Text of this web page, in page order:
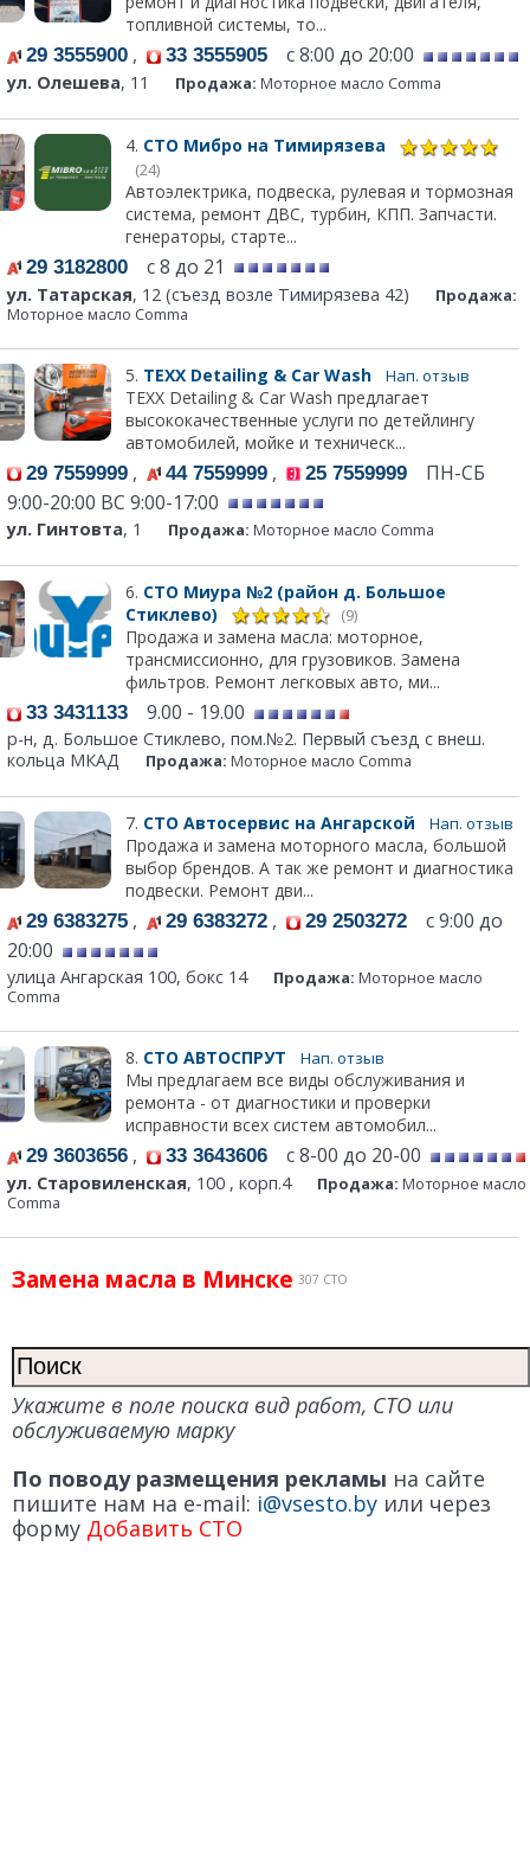
топливной системы, то...
29 3555900 , 33 3555905 с 8:00 до 20:00
ул. Олешева, 11 Продажа: Моторное масло Comma
4. СТО Мибро на Тимирязева
(24)
Автоэлектрика, подвеска, рулевая и тормозная
система, ремонт ДВС, турбин, КПП. Запчасти.
генераторы, старте...
29 3182800 с 8 до 21
ул. Татарская, 12 (съезд возле Тимирязева 42)
Продажа:
Моторное масло Comma
5. TEXX Detailing & Car Wash Нап. отзыв
TEXX Detailing & Car Wash предлагает
высококачественные услуги по детейлингу
автомобилей, мойке и техническ...
29 7559999 , 44 7559999 , 25 7559999 ПН-СБ
9:00-20:00 ВС 9:00-17:00
ул. Гинтовта, 1 Продажа: Моторное масло Comma
6. СТО Миура №2 (район д. Большое
Стиклево)
(9)
Продажа и замена масла: моторное,
трансмиссионно, для грузовиков. Замена
фильтров. Ремонт легковых авто, ми...
33 3431133 9.00 - 19.00
р-н, д. Большое Стиклево, пом.№2. Первый съезд с внеш.
кольца МКАД
Продажа: Моторное масло Comma
7. СТО Автосервис на Ангарской Нап. отзыв
Продажа и замена моторного масла, большой
выбор брендов. А так же ремонт и диагностика
подвески. Ремонт дви...
29 6383275 , 29 6383272 , 29 2503272 с 9:00 до
20:00
улица Ангарская 100, бокс 14 Продажа: Моторное масло
Comma
8. СТО АВТОСПРУТ Нап. отзыв
Мы предлагаем все виды обслуживания и
ремонта - от диагностики и проверки
исправности всех систем автомобил...
29 3603656 , 33 3643606 с 8-00 до 20-00
ул. Старовиленская, 100 , корп.4 Продажа: Моторное масло
Comma
Замена масла в Минске 307 СТО
Укажите в поле поиска вид работ, СТО или
обслуживаемую марку
По поводу размещения рекламы на сайте
пишите нам на e-mail: i@vsesto.by или через
форму Добавить СТО